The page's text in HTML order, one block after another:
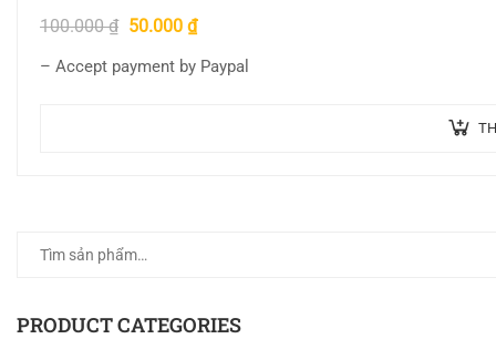
100.000₫ 50.000 ₫
– Accept payment by Paypal
PRODUCT CATEGORIES